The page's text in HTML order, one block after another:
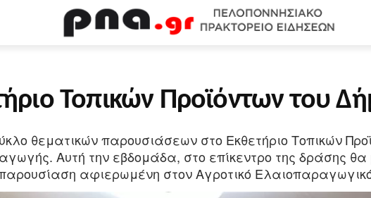
WEB TV ΟΙΚΟΝΟΜΙΑ ΠΟΛΙΤΙΣΜΟΣ ΚΟΙΝΩΝΙΑ
Τοπικών Προϊόντων του
θεματικών παρουσιάσεων στο Εκθετήριο Τοπικών
Αυτή την εβδομάδα, στο επίκεντρο της δράσης
αφιερωμένη στον Αγροτικό